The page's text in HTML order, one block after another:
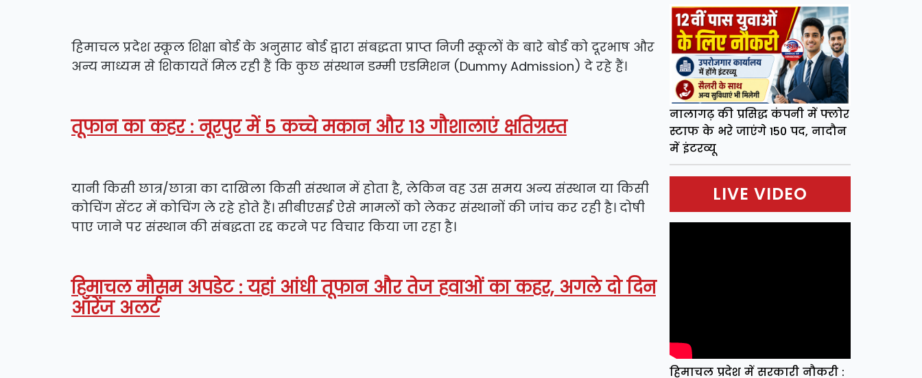
हिमाचल प्रदेश स्कूल शिक्षा बोर्ड के अनुसार बोर्ड द्वारा संबद्धता प्राप्त निजी स्कूलों के बारे बोर्ड को दूरभाष और
अन्य माध्यम से शिकायतें मिल रही हैं कि कुछ संस्थान डम्मी एडमिशन (Dummy Admission) दे रहे हैं।
तूफान का कहर : नूरपुर में 5 कच्चे मकान और 13 गौशालाएं क्षतिग्रस्त
यानी किसी छात्र/छात्रा का दाखिला किसी संस्थान में होता है, लेकिन वह उस समय अन्य संस्थान या किसी
कोचिंग सेंटर में कोचिंग ले रहे होते हैं। सीबीएसई ऐसे मामलों को लेकर संस्थानों की जांच कर रही है। दोषी
पाए जाने पर संस्थान की संबद्धता रद्द करने पर विचार किया जा रहा है।
हिमाचल मौसम अपडेट : यहां आंधी तूफान और तेज हवाओं का कहर, अगले दो दिन
ऑरेंज अलर्ट
नालागढ़ की प्रसिद्ध कंपनी में फ्लोर
स्टाफ के भरे जाएंगे 150 पद, नादौन
में इंटरव्यू
LIVE VIDEO
हिमाचल प्रदेश में सरकारी नौकरी :